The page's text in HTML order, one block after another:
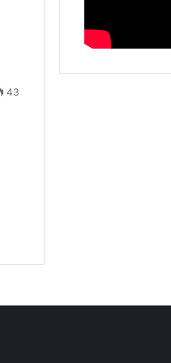
43